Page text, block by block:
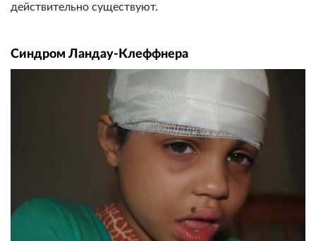
действительно существуют.
Синдром Ландау-Клеффнера